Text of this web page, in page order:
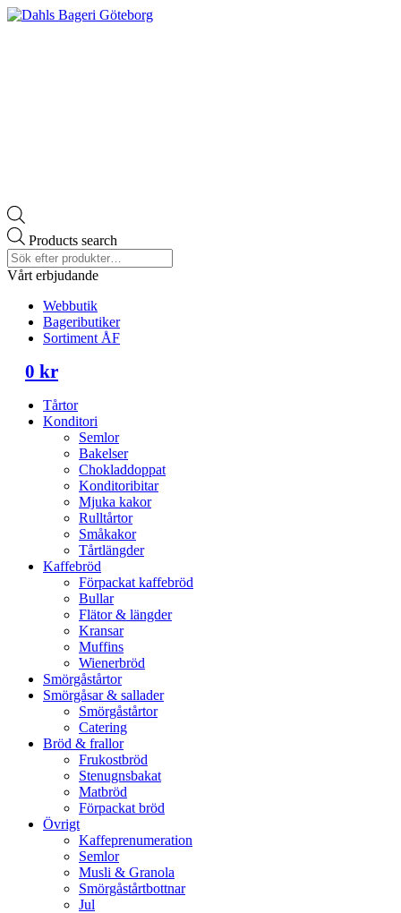
Products search
Vårt erbjudande
Webbutik
Bageributiker
Sortiment ÅF
0 kr
Tårtor
Konditori
Semlor
Bakelser
Chokladdoppat
Konditoribitar
Mjuka kakor
Rulltårtor
Småkakor
Tårtlängder
Kaffebröd
Förpackat kaffebröd
Bullar
Flätor & längder
Kransar
Muffins
Wienerbröd
Smörgåstårtor
Smörgåsar & sallader
Smörgåstårtor
Catering
Bröd & frallor
Frukostbröd
Stenugnsbakat
Matbröd
Förpackat bröd
Övrigt
Kaffeprenumeration
Semlor
Musli & Granola
Smörgåstårtbottnar
Jul